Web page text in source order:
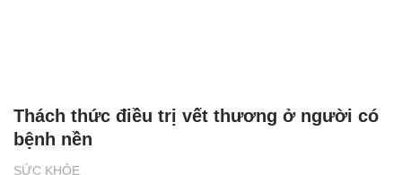
SỨC KHỎE
Thách thức điều trị vết thương ở người có
bệnh nền